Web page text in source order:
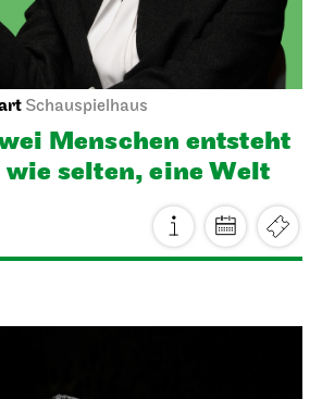
Schauspielhaus
Menschen ent­steht
selten, eine Welt